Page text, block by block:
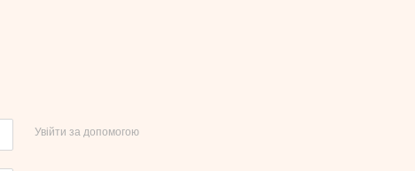
Увійти за допомогою